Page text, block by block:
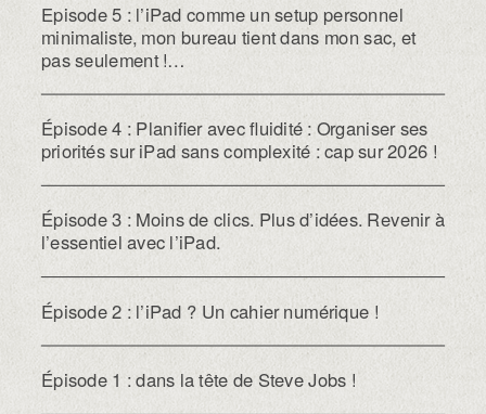
Episode 5 : l’iPad comme un setup personnel
minimaliste, mon bureau tient dans mon sac, et
pas seulement !…
Épisode 4 : Planifier avec fluidité : Organiser ses
priorités sur iPad sans complexité : cap sur 2026 !
Épisode 3 : Moins de clics. Plus d’idées. Revenir à
l’essentiel avec l’iPad.
Épisode 2 : l’iPad ? Un cahier numérique !
Épisode 1 : dans la tête de Steve Jobs !